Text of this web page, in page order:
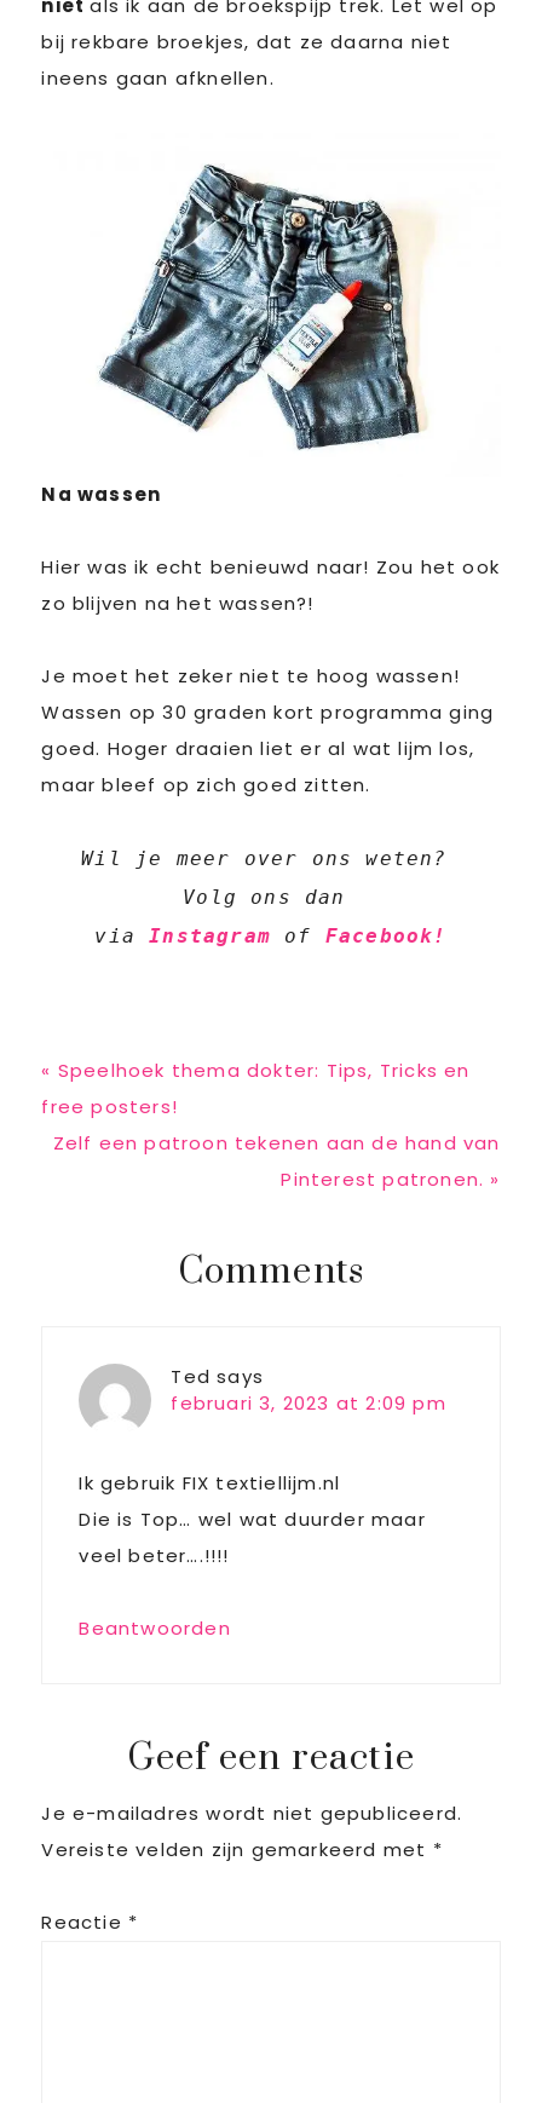
nietals ik aan de broekspijp trek. Let wel op
bij rekbare broekjes, dat ze daarna niet
ineens gaan afknellen.
Na wassen
Hier was ik echt benieuwd naar! Zou het ook
zo blijven na het wassen?!
Je moet het zeker niet te hoog wassen!
Wassen op 30 graden kort programma ging
goed. Hoger draaien liet er al wat lijm los,
maar bleef op zich goed zitten.
Wil je meer over ons weten?
Volg ons dan
via Instagram of Facebook!
Previous
Post:
« Speelhoek thema dokter: Tips, Tricks en
free posters!
Next
Zelf een patroon tekenen aan de hand van
Pinterest patronen. »
Reader
Interactions
Comments
Ted says
februari 3, 2023 at 2:09 pm
Ik gebruik FIX textiellijm.nl
Die is Top… wel wat duurder maar
veel beter….!!!!
Beantwoorden
Geef een reactie
Je e-mailadres wordt niet gepubliceerd.
Vereiste velden zijn gemarkeerd met *
Reactie *